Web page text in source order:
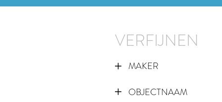
VERFIJNEN
MAKER
OBJECTNAAM